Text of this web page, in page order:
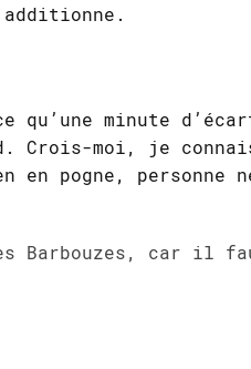
minute
Crois-moi, je
pogne, personne
Barbouzes, car il